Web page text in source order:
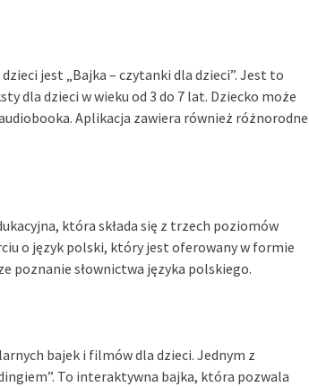
jest „Bajka – czytanki dla dzieci”. Jest to
dla dzieci w wieku od 3 do 7 lat. Dziecko może
Aplikacja zawiera również różnorodne
która składa się z trzech poziomów
o język polski, który jest oferowany w formie
poznanie słownictwa języka polskiego.
bajek i filmów dla dzieci. Jednym z
To interaktywna bajka, która pozwala